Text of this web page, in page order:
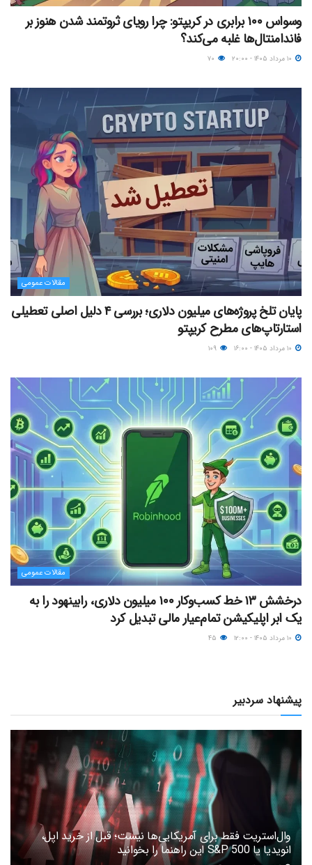
وسواس ۱۰۰ برابری در کریپتو: چرا رویای ثروتمند شدن هنوز بر
فاندامنتال‌ها غلبه می‌کند؟
مقالات عمومی
پایان تلخ پروژه‌های میلیون دلاری؛ بررسی ۴ دلیل اصلی تعطیلی
استارتاپ‌های مطرح کریپتو
مقالات عمومی
درخشش ۱۳ خط کسب‌وکار ۱۰۰ میلیون دلاری، رابینهود را به
یک ابر اپلیکیشن تمام‌عیار مالی تبدیل کرد
پیشنهاد سردبیر
وال‌استریت فقط برای آمریکایی‌ها نیست؛ قبل از خرید اپل،
انویدیا یا S&P 500 این راهنما را بخوانید